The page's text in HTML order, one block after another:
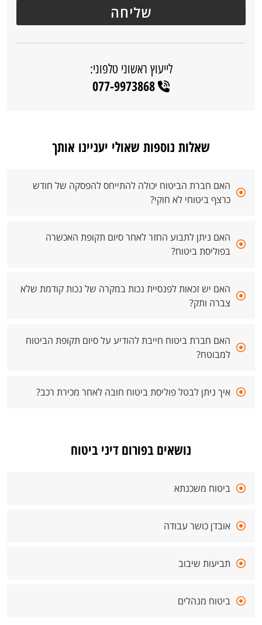
לייעוץ ראשוני טלפוני:
077-9973868
שאלות נוספות שאולי יעניינו אותך
האם חברת הביטוח יכולה להתייחס להפסקה של חודש
כרצף ביטוחי לא חוקי?
האם ניתן לתבוע החזר לאחר סיום תקופת האכשרה
בפוליסת ביטוח?
האם יש זכאות לפנסיית נכות במקרה של נכות קודמת שלא
צברה ותק?
האם חברת ביטוח חייבת להודיע על סיום תקופת הביטוח
למבוטח?
איך ניתן לבטל פוליסת ביטוח חובה לאחר מכירת רכב?
נושאים בפורום דיני ביטוח
ביטוח משכנתא
אובדן כושר עבודה
תביעות שיבוב
ביטוח מנהלים